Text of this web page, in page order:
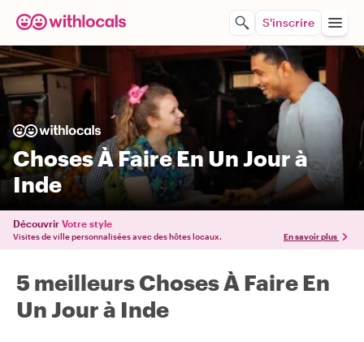
S'inscrire
Choses À Faire En Un Jour à
Inde
Découvrir Votre style
Visites de ville personnalisées avec des hôtes locaux. En savoir plus
5 meilleurs Choses À Faire En
Un Jour à Inde